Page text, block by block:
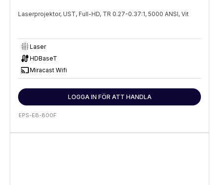
Laserprojektor, UST, Full-HD, TR 0.27-0.37:1, 5000 ANSI, Vit
lens_blurLaser
cable HDBaseT
castMiracast Wifi
LOGGA IN FÖR ATT HANDLA
EPS-EB-800F